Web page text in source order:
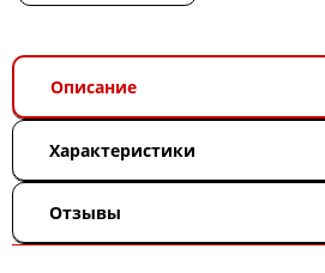
Описание
Характеристики
Отзывы